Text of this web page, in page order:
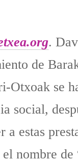
.
de
Otxoak se
social,
estas
nombre de